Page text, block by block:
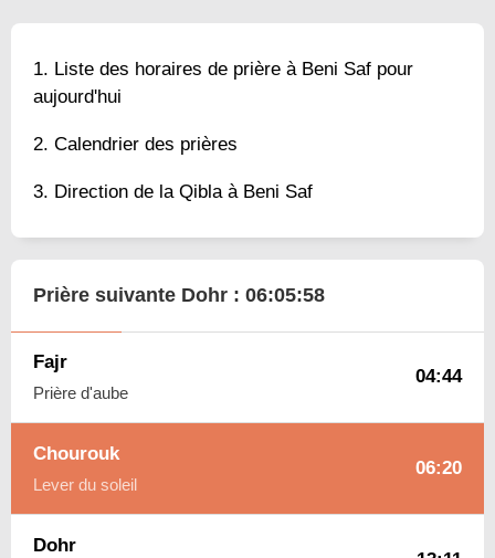
Liste des horaires de prière à Beni Saf pour
aujourd'hui
Calendrier des prières
Direction de la Qibla à Beni Saf
Prière suivante Dohr : 06:05:57
Fajr
Prière d'aube
04:44
Chourouk
Lever du soleil
06:20
Dohr